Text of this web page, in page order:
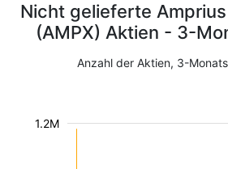
Nicht gelieferte
(AMPX) Aktien - 3-
Anzahl der Aktien, 3-
1.2M